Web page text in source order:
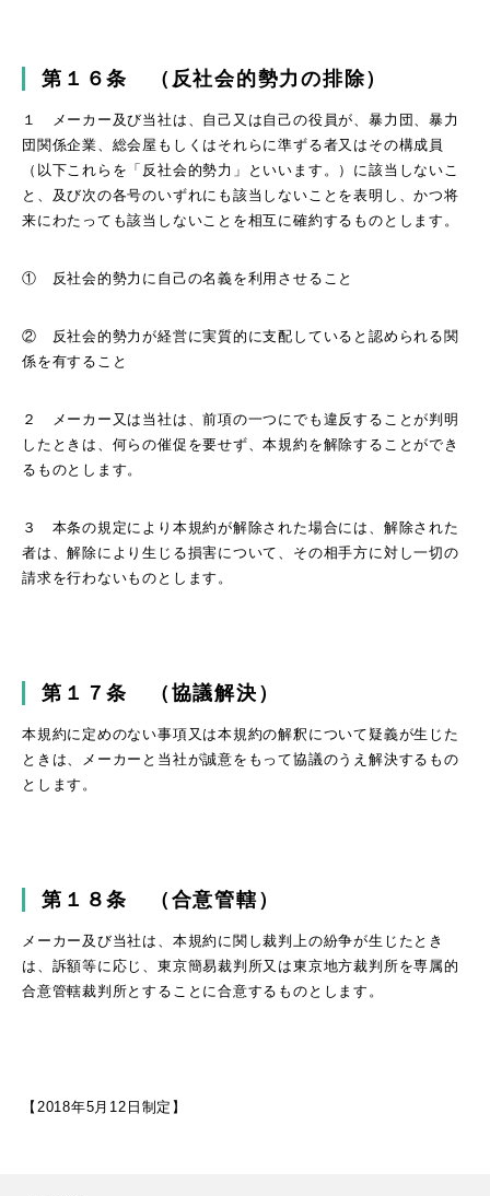
第１６条 （反社会的勢力の排除）
１ メーカー及び当社は、自己又は自己の役員が、暴力団、暴力
団関係企業、総会屋もしくはそれらに準ずる者又はその構成員
（以下これらを「反社会的勢力」といいます。）に該当しないこ
と、及び次の各号のいずれにも該当しないことを表明し、かつ将
来にわたっても該当しないことを相互に確約するものとします。
① 反社会的勢力に自己の名義を利用させること
② 反社会的勢力が経営に実質的に支配していると認められる関
係を有すること
２ メーカー又は当社は、前項の一つにでも違反することが判明
したときは、何らの催促を要せず、本規約を解除することができ
るものとします。
３ 本条の規定により本規約が解除された場合には、解除された
者は、解除により生じる損害について、その相手方に対し一切の
請求を行わないものとします。
第１７条 （協議解決）
本規約に定めのない事項又は本規約の解釈について疑義が生じた
ときは、メーカーと当社が誠意をもって協議のうえ解決するもの
とします。
第１８条 （合意管轄）
メーカー及び当社は、本規約に関し裁判上の紛争が生じたとき
は、訴額等に応じ、東京簡易裁判所又は東京地方裁判所を専属的
合意管轄裁判所とすることに合意するものとします。
【2018年5月12日制定】